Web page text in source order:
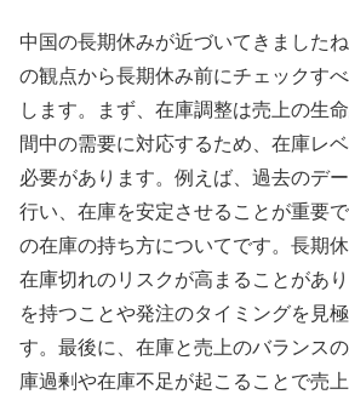
中国の長期休みが近づいてきました
の観点から長期休み前にチェックす
します。まず、在庫調整は売上の生
間中の需要に対応するため、在庫レ
必要があります。例えば、過去のデ
行い、在庫を安定させることが重要
の在庫の持ち方についてです。長期
在庫切れのリスクが高まることがあ
を持つことや発注のタイミングを見
す。最後に、在庫と売上のバランス
庫過剰や在庫不足が起こることで売